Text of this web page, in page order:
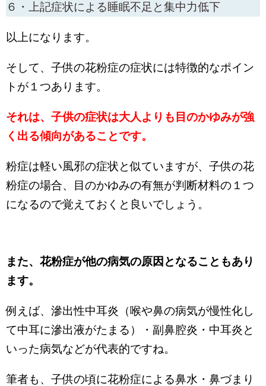
６・上記症状による睡眠不足と集中力低下
以上になります。
そして、子供の花粉症の症状には特徴的なポイン
トが１つあります。
それは、子供の症状は大人よりも目のかゆみが強
く出る傾向があることです。
粉症は軽い風邪の症状と似ていますが、子供の花
粉症の場合、目のかゆみの有無が判断材料の１つ
になるので覚えておくと良いでしょう。
また、花粉症が他の病気の原因となることもあり
ます。
例えば、滲出性中耳炎（喉や鼻の病気が慢性化し
て中耳に滲出液がたまる）・副鼻腔炎・中耳炎と
いった病気などが代表的ですね。
筆者も、子供の頃に花粉症による鼻水・鼻づまり